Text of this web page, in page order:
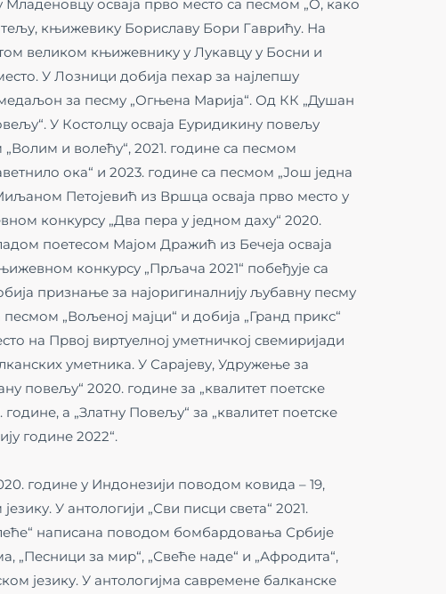
осваја прво место са песмом „О, како
књижевику Бориславу Бори Гаврићу. На
великом књижевнику у Лукавцу у Босни и
У Лозници добија пехар за најлепшу
за песму „Огњена Марија“. Од КК „Душан
У Костолцу осваја Еуридикину повељу
и волећу“, 2021. године са песмом
ока“ и 2023. године са песмом „Још једна
Петојевић из Вршца осваја прво место у
конкурсу „Два пера у једном даху“ 2020.
поетесом Мајом Дражић из Бечеја осваја
конкурсу „Прљача 2021“ побеђује са
признање за најоригиналнију љубавну песму
„Вољеној мајци“ и добија „Гранд прикс“
на Првој виртуелној уметничкој свемиријади
уметника. У Сарајеву, Удружење за
повељу“ 2020. године за „квалитет поетске
а „Златну Повељу“ за „квалитет поетске
године 2022“.
године у Индонезији поводом ковида – 19,
У антологији „Сви писци света“ 2021.
написана поводом бомбардовања Србије
„Песници за мир“, „Свеће наде“ и „Афродита“,
језику. У антологијма савремене балканске